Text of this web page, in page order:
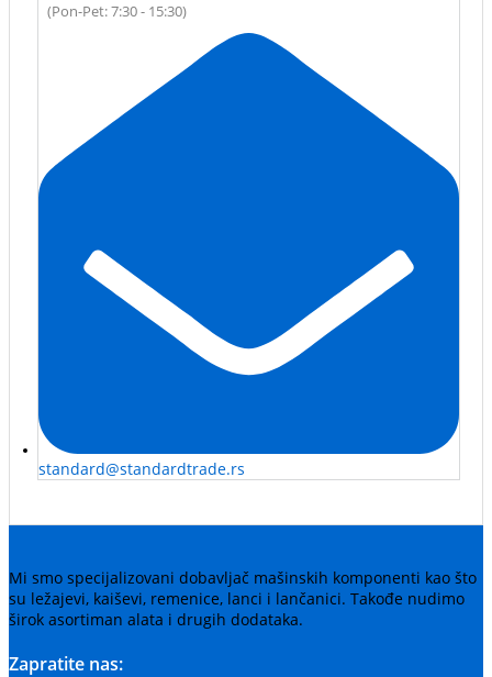
(Pon-Pet: 7:30 - 15:30)
standard@standardtrade.rs
Mi smo specijalizovani dobavljač mašinskih komponenti kao što
su ležajevi, kaiševi, remenice, lanci i lančanici. Takođe nudimo
širok asortiman alata i drugih dodataka.
Zapratite nas: